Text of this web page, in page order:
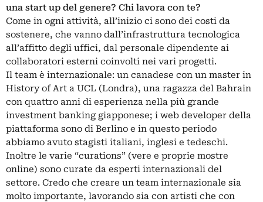
una start up del genere? Chi lavora con te?
Come in ogni attività, all’inizio ci sono dei costi da
sostenere, che vanno dall’infrastruttura tecnologica
all’affitto degli uffici, dal personale dipendente ai
collaboratori esterni coinvolti nei vari progetti.
Il team è internazionale: un canadese con un master in
History of Art a UCL (Londra), una ragazza del Bahrain
con quattro anni di esperienza nella più grande
investment banking giapponese; i web developer della
piattaforma sono di Berlino e in questo periodo
abbiamo avuto stagisti italiani, inglesi e tedeschi.
Inoltre le varie “curations” (vere e proprie mostre
online) sono curate da esperti internazionali del
settore. Credo che creare un team internazionale sia
molto importante, lavorando sia con artisti che con